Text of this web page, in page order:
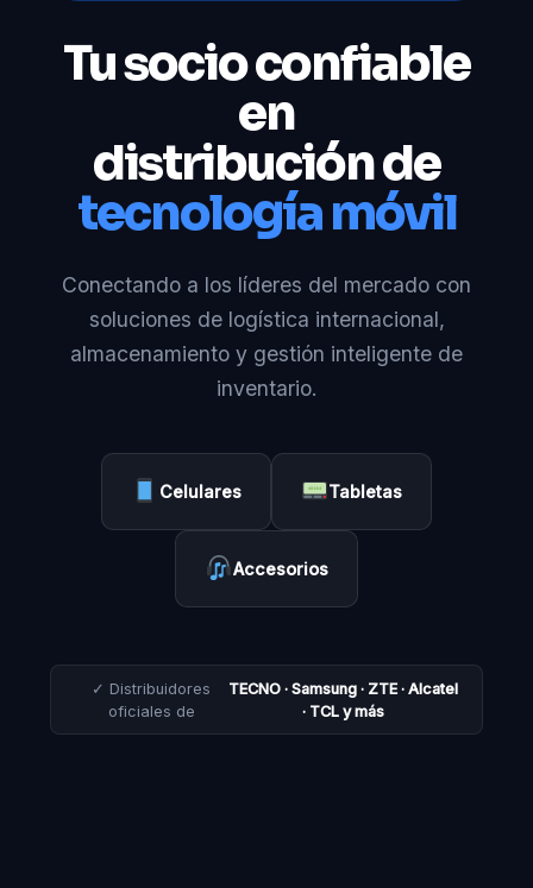
Tu socio confiable
en
distribución de
tecnología móvil
Conectando a los líderes del mercado con
soluciones de logística internacional,
almacenamiento y gestión inteligente de
inventario.
Celulares Tabletas
Accesorios
✓ Distribuidores
oficiales de
TECNO · Samsung · ZTE · Alcatel
· TCL y más